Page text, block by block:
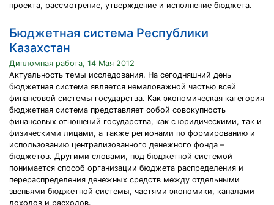
проекта, рассмотрение, утверждение и исполнение бюджета.
Бюджетная система Республики
Казахстан
Дипломная работа, 14 Мая 2012
Актуальность темы исследования. На сегодняшний день
бюджетная система является немаловажной частью всей
финансовой системы государства. Как экономическая категория
бюджетная система представляет собой совокупность
финансовых отношений государства, как с юридическими, так и
физическими лицами, а также регионами по формированию и
использованию централизованного денежного фонда –
бюджетов. Другими словами, под бюджетной системой
понимается способ организации бюджета распределения и
перераспределения денежных средств между отдельными
звеньями бюджетной системы, частями экономики, каналами
доходов и расходов.